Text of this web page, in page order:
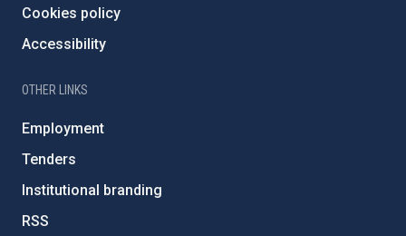
Cookies policy
Accessibility
OTHER LINKS
Employment
Tenders
Institutional branding
RSS